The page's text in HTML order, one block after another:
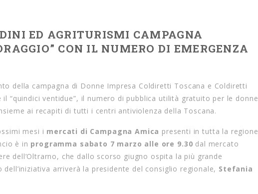
ED AGRITURISMI CAMPAGNA
CON IL NUMERO DI EMERGENZA
della campagna di Donne Impresa Coldiretti Toscana e Coldiretti
“quindici ventidue”, il numero di pubblica utilità gratuito per le donne
ai recapiti di tutti i centri antiviolenza della Toscana.
mesi i mercati di Campagna Amica presenti in tutta la regione
è in programma sabato 7 marzo alle ore 9.30 dal mercato
dell’Oltrarno, che dallo scorso giugno ospita la più grande
arriverà la presidente del consiglio regionale, Stefania